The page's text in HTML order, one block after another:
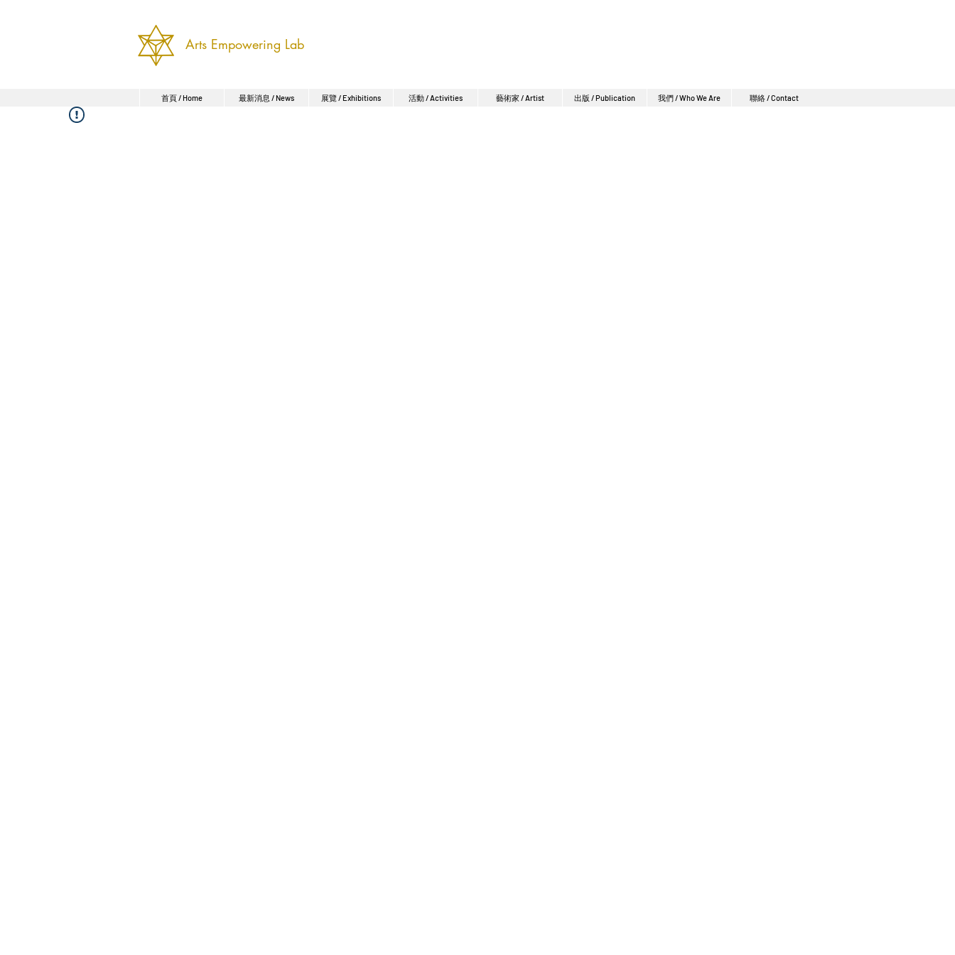
Arts Empowering Lab
首頁 / Home 最新消息 / News 展覽 / Exhibitions 活動 / Activities 藝術家 / Artist 出版 / Publication 我們 / Who We Are 聯絡 / Contact